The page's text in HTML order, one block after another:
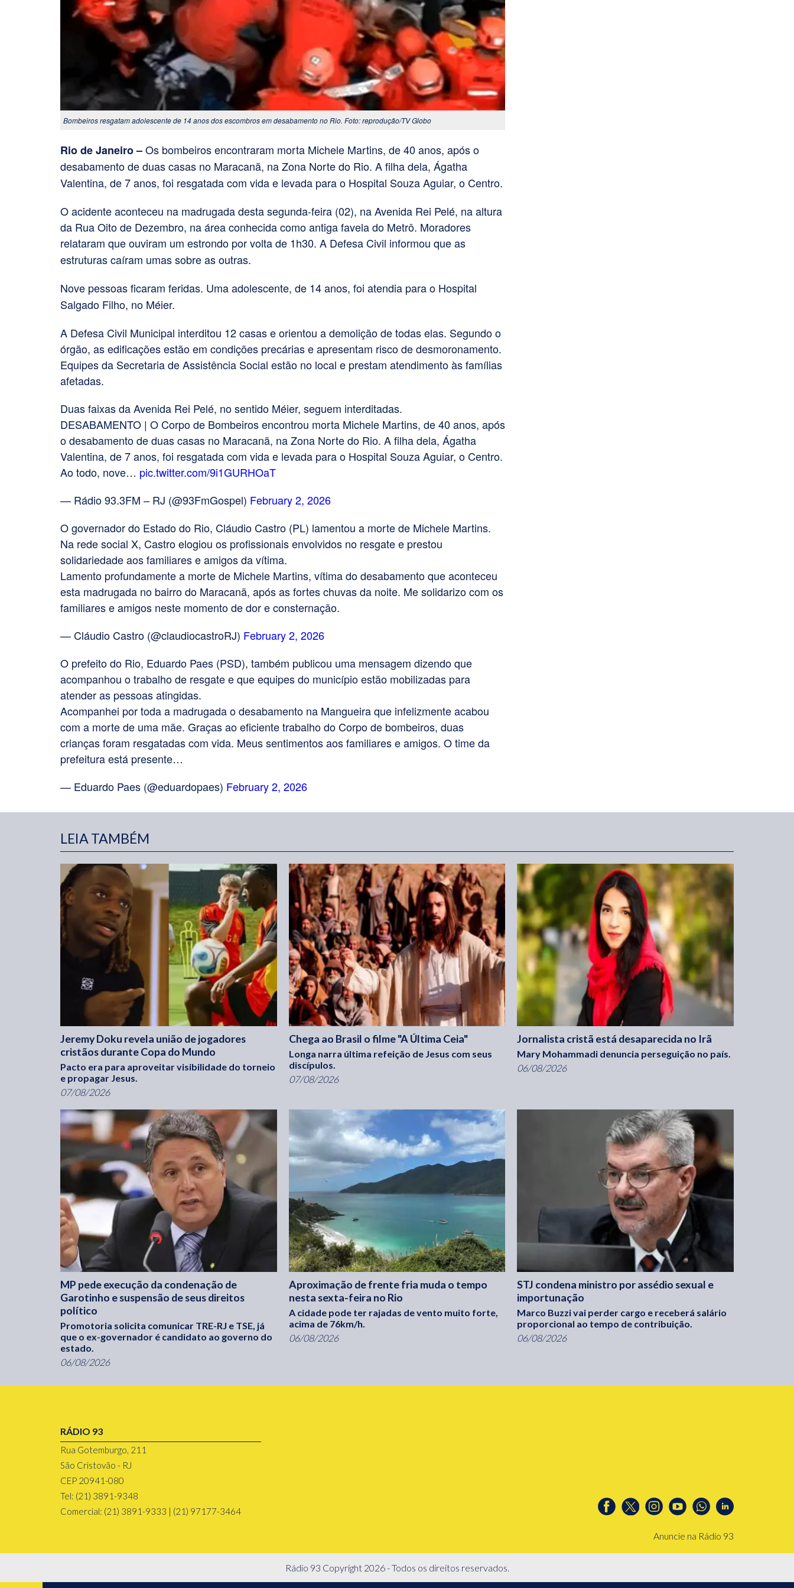
Bombeiros resgatam adolescente de 14 anos dos escombros em desabamento no Rio. Foto: reprodução/TV Globo
Rio de Janeiro –Os bombeiros encontraram morta Michele Martins, de 40 anos, após o
desabamento de duas casas no Maracanã, na Zona Norte do Rio. A filha dela, Ágatha
Valentina, de 7 anos, foi resgatada com vida e levada para o Hospital Souza Aguiar, o Centro.
O acidente aconteceu na madrugada desta segunda-feira (02), na Avenida Rei Pelé, na altura
da Rua Oito de Dezembro, na área conhecida como antiga favela do Metrô. Moradores
relataram que ouviram um estrondo por volta de 1h30. A Defesa Civil informou que as
estruturas caíram umas sobre as outras.
Nove pessoas ficaram feridas. Uma adolescente, de 14 anos, foi atendia para o Hospital
Salgado Filho, no Méier.
A Defesa Civil Municipal interditou 12 casas e orientou a demolição de todas elas. Segundo o
órgão, as edificações estão em condições precárias e apresentam risco de desmoronamento.
Equipes da Secretaria de Assistência Social estão no local e prestam atendimento às famílias
afetadas.
Duas faixas da Avenida Rei Pelé, no sentido Méier, seguem interditadas.
DESABAMENTO | O Corpo de Bombeiros encontrou morta Michele Martins, de 40 anos, após
o desabamento de duas casas no Maracanã, na Zona Norte do Rio. A filha dela, Ágatha
Valentina, de 7 anos, foi resgatada com vida e levada para o Hospital Souza Aguiar, o Centro.
Ao todo, nove… pic.twitter.com/9i1GURHOaT
— Rádio 93.3FM – RJ (@93FmGospel) February 2, 2026
O governador do Estado do Rio, Cláudio Castro (PL) lamentou a morte de Michele Martins.
Na rede social X, Castro elogiou os profissionais envolvidos no resgate e prestou
solidariedade aos familiares e amigos da vítima.
Lamento profundamente a morte de Michele Martins, vítima do desabamento que aconteceu
esta madrugada no bairro do Maracanã, após as fortes chuvas da noite. Me solidarizo com os
familiares e amigos neste momento de dor e consternação.
— Cláudio Castro (@claudiocastroRJ) February 2, 2026
O prefeito do Rio, Eduardo Paes (PSD), também publicou uma mensagem dizendo que
acompanhou o trabalho de resgate e que equipes do município estão mobilizadas para
atender as pessoas atingidas.
Acompanhei por toda a madrugada o desabamento na Mangueira que infelizmente acabou
com a morte de uma mãe. Graças ao eficiente trabalho do Corpo de bombeiros, duas
crianças foram resgatadas com vida. Meus sentimentos aos familiares e amigos. O time da
prefeitura está presente…
— Eduardo Paes (@eduardopaes) February 2, 2026
LEIA TAMBÉM
Jeremy Doku revela união de jogadores
cristãos durante Copa do Mundo
Pacto era para aproveitar visibilidade do torneio
e propagar Jesus.
07/08/2026
Chega ao Brasil o filme "A Última Ceia"
Longa narra última refeição de Jesus com seus
discípulos.
07/08/2026
Jornalista cristã está desaparecida no Irã
Mary Mohammadi denuncia perseguição no país.
06/08/2026
MP pede execução da condenação de
Garotinho e suspensão de seus direitos
político
Promotoria solicita comunicar TRE-RJ e TSE, já
que o ex-governador é candidato ao governo do
estado.
06/08/2026
Aproximação de frente fria muda o tempo
nesta sexta-feira no Rio
A cidade pode ter rajadas de vento muito forte,
acima de 76km/h.
06/08/2026
STJ condena ministro por assédio sexual e
importunação
Marco Buzzi vai perder cargo e receberá salário
proporcional ao tempo de contribuição.
06/08/2026
RÁDIO 93
Rua Gotemburgo, 211
São Cristovão - RJ
CEP 20941-080
Tel: (21) 3891-9348
Comercial: (21) 3891-9333 | (21) 97177-3464
Anuncie na Rádio 93
Rádio 93 Copyright 2026 - Todos os direitos reservados.